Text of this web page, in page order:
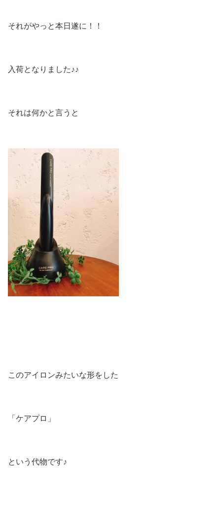
それがやっと本日遂に！！
入荷となりました♪♪
それは何かと言うと
このアイロンみたいな形をした
「ケアプロ」
という代物です♪